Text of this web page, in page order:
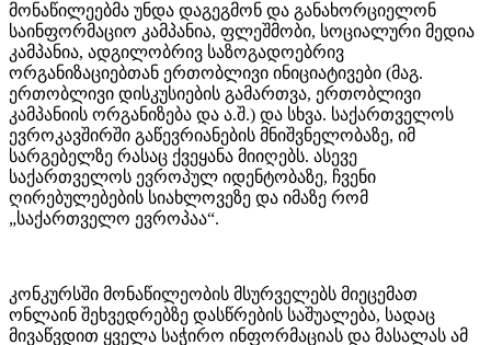
მონაწილეებმა უნდა დაგეგმონ და განახორციელონ
საინფორმაციო კამპანია, ფლეშმობი, სოციალური მედია
კამპანია, ადგილობრივ საზოგადოებრივ
ორგანიზაციებთან ერთობლივი ინიციატივები (მაგ.
ერთობლივი დისკუსიების გამართვა, ერთობლივი
კამპანიის ორგანიზება და ა.შ.) და სხვა. საქართველოს
ევროკავშირში გაწევრიანების მნიშვნელობაზე, იმ
სარგებელზე რასაც ქვეყანა მიიღებს. ასევე
საქართველოს ევროპულ იდენტობაზე, ჩვენი
ღირებულებების სიახლოვეზე და იმაზე რომ
„საქართველო ევროპაა“.
კონკურსში მონაწილეობის მსურველებს მიეცემათ
ონლაინ შეხვედრებზე დასწრების საშუალება, სადაც
მივაწვდით ყველა საჭირო ინფორმაციას და მასალას ამ